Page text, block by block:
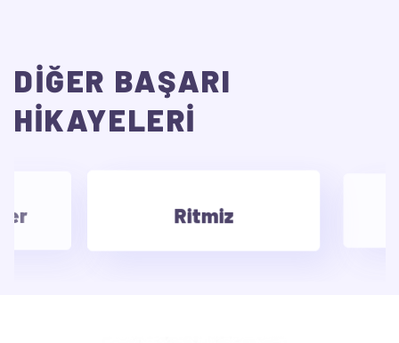
DİĞER BAŞARI
HİKAYELERİ
Ritmiz